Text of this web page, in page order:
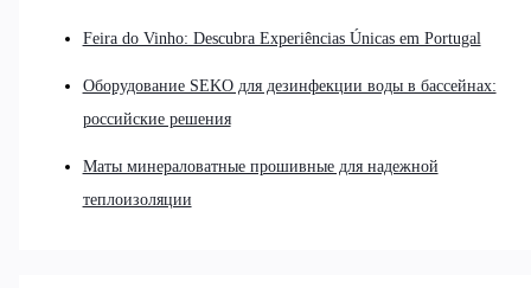
Feira do Vinho: Descubra Experiências Únicas em Portugal
Оборудование SEKO для дезинфекции воды в бассейнах:
российские решения
Маты минераловатные прошивные для надежной
теплоизоляции